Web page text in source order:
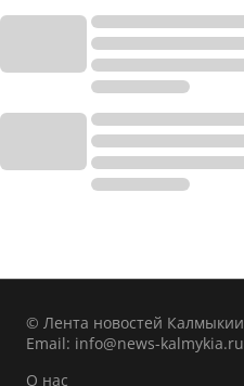
© Лента новостей Калмыкии
Email: info@news-kalmykia.ru
О нас